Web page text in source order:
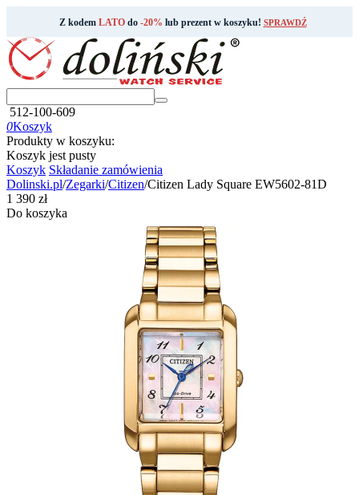
Z kodem LATOdo -20% lub prezent w koszyku! SPRAWDŹ
512-100-609
0Koszyk
Produkty w koszyku:
Koszyk jest pusty
Koszyk Składanie zamówienia
Dolinski.pl/Zegarki/Citizen/Citizen Lady Square EW5602-81D
‍1 390‍ zł
Do koszyka